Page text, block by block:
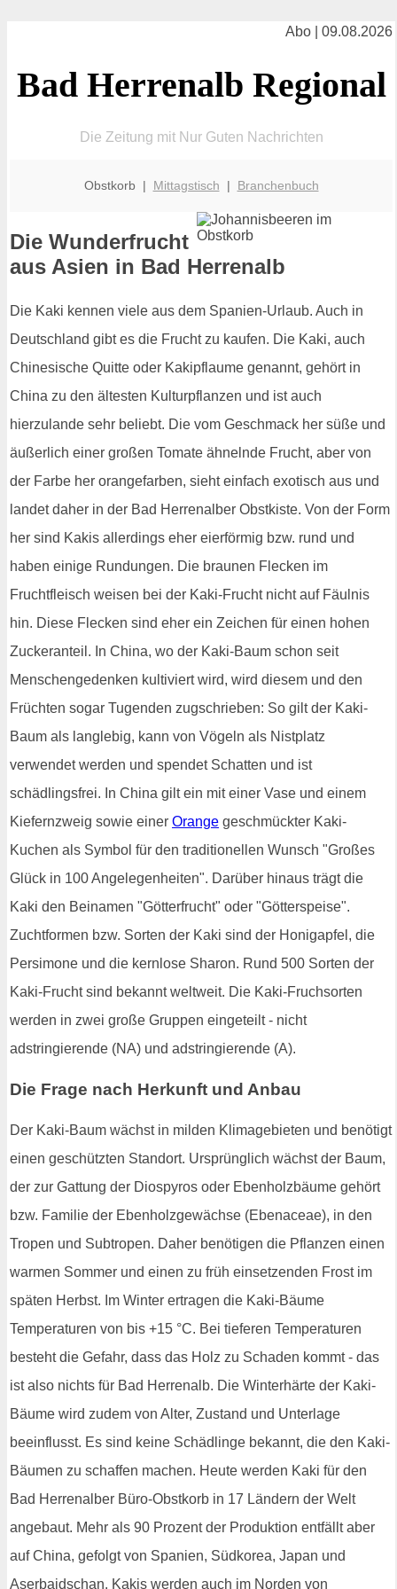
Abo | 09.08.2026
Bad Herrenalb Regional
Die Zeitung mit Nur Guten Nachrichten
Obstkorb | Mittagstisch | Branchenbuch
Die Wunderfrucht
aus Asien in Bad Herrenalb
Die Kaki kennen viele aus dem Spanien-Urlaub. Auch in
Deutschland gibt es die Frucht zu kaufen. Die Kaki, auch
Chinesische Quitte oder Kakipflaume genannt, gehört in
China zu den ältesten Kulturpflanzen und ist auch
hierzulande sehr beliebt. Die vom Geschmack her süße und
äußerlich einer großen Tomate ähnelnde Frucht, aber von
der Farbe her orangefarben, sieht einfach exotisch aus und
landet daher in der Bad Herrenalber Obstkiste. Von der Form
her sind Kakis allerdings eher eierförmig bzw. rund und
haben einige Rundungen. Die braunen Flecken im
Fruchtfleisch weisen bei der Kaki-Frucht nicht auf Fäulnis
hin. Diese Flecken sind eher ein Zeichen für einen hohen
Zuckeranteil. In China, wo der Kaki-Baum schon seit
Menschengedenken kultiviert wird, wird diesem und den
Früchten sogar Tugenden zugschrieben: So gilt der Kaki-
Baum als langlebig, kann von Vögeln als Nistplatz
verwendet werden und spendet Schatten und ist
schädlingsfrei. In China gilt ein mit einer Vase und einem
Kiefernzweig sowie einer Orange geschmückter Kaki-
Kuchen als Symbol für den traditionellen Wunsch "Großes
Glück in 100 Angelegenheiten". Darüber hinaus trägt die
Kaki den Beinamen "Götterfrucht" oder "Götterspeise".
Zuchtformen bzw. Sorten der Kaki sind der Honigapfel, die
Persimone und die kernlose Sharon. Rund 500 Sorten der
Kaki-Frucht sind bekannt weltweit. Die Kaki-Fruchsorten
werden in zwei große Gruppen eingeteilt - nicht
adstringierende (NA) und adstringierende (A).
Die Frage nach Herkunft und Anbau
Der Kaki-Baum wächst in milden Klimagebieten und benötigt
einen geschützten Standort. Ursprünglich wächst der Baum,
der zur Gattung der Diospyros oder Ebenholzbäume gehört
bzw. Familie der Ebenholzgewächse (Ebenaceae), in den
Tropen und Subtropen. Daher benötigen die Pflanzen einen
warmen Sommer und einen zu früh einsetzenden Frost im
späten Herbst. Im Winter ertragen die Kaki-Bäume
Temperaturen von bis +15 °C. Bei tieferen Temperaturen
besteht die Gefahr, dass das Holz zu Schaden kommt - das
ist also nichts für Bad Herrenalb. Die Winterhärte der Kaki-
Bäume wird zudem von Alter, Zustand und Unterlage
beeinflusst. Es sind keine Schädlinge bekannt, die den Kaki-
Bäumen zu schaffen machen. Heute werden Kaki für den
Bad Herrenalber Büro-Obstkorb in 17 Ländern der Welt
angebaut. Mehr als 90 Prozent der Produktion entfällt aber
auf China, gefolgt von Spanien, Südkorea, Japan und
Aserbaidschan. Kakis werden auch im Norden von